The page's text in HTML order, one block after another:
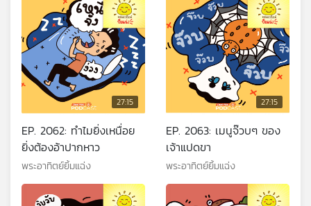
27:15
EP. 2062: ทำไมยิ่งเหนื่อย
ยิ่งต้องอ้าปากหาว
พระอาทิตย์ยิ้มแฉ่ง
27:15
EP. 2063: เมนูจ๊วบๆ ของ
เจ้าแปดขา
พระอาทิตย์ยิ้มแฉ่ง